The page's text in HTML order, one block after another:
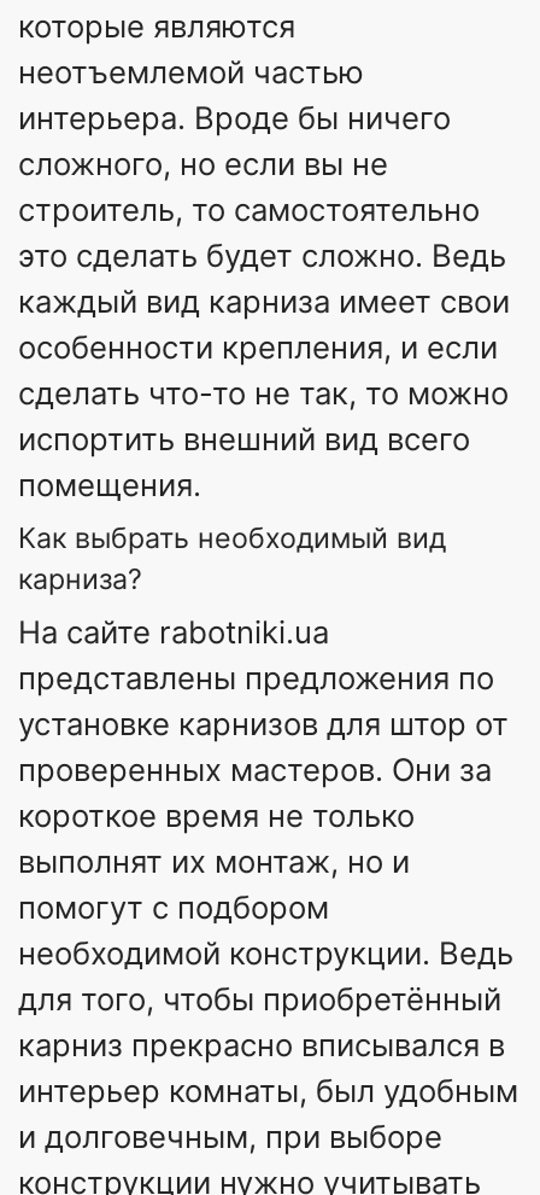
которые являются
неотъемлемой частью
интерьера. Вроде бы ничего
сложного, но если вы не
строитель, то самостоятельно
это сделать будет сложно. Ведь
каждый вид карниза имеет свои
особенности крепления, и если
сделать что-то не так, то можно
испортить внешний вид всего
помещения.
Как выбрать необходимый вид
карниза?
На сайте rabotniki.ua
представлены предложения по
установке карнизов для штор от
проверенных мастеров. Они за
короткое время не только
выполнят их монтаж, но и
помогут с подбором
необходимой конструкции. Ведь
для того, чтобы приобретённый
карниз прекрасно вписывался в
интерьер комнаты, был удобным
и долговечным, при выборе
конструкции нужно учитывать